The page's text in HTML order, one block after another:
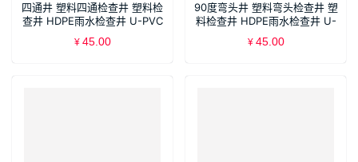
四通井 塑料四通检查井 塑料检
查井 HDPE雨水检查井 U-PVC
污水检查井 PP沉泥井 流槽井
¥ 45.00
90度弯头井 塑料弯头检查井 塑
料检查井 HDPE雨水检查井 U-
PVC污水检查井 PP沉泥井 流槽
井
¥ 45.00